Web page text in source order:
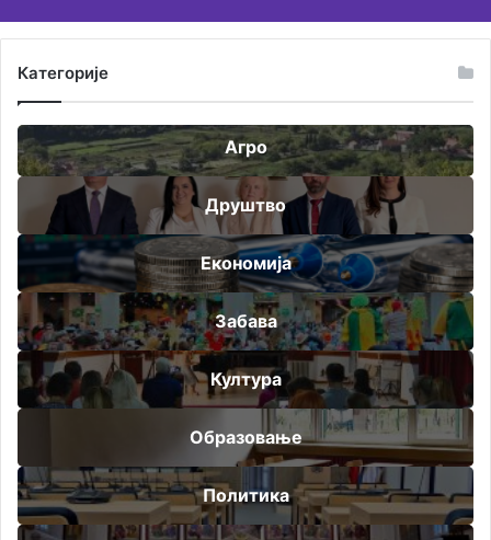
Категорије
Агро
Друштво
Економија
Забава
Култура
Образовање
Политика